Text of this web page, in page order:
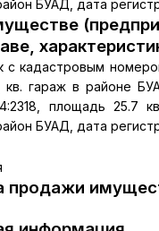
БУАД, дата
кадастровым
кв. гараж в районе
площадь 25.7
БУАД, дата
продажи